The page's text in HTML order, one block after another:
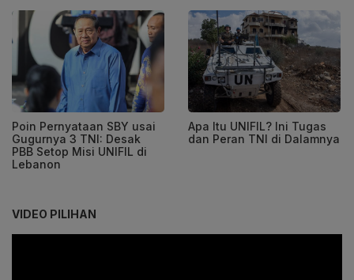
Poin Pernyataan SBY usai
Gugurnya 3 TNI: Desak
PBB Setop Misi UNIFIL di
Lebanon
Apa Itu UNIFIL? Ini Tugas
dan Peran TNI di Dalamnya
VIDEO PILIHAN